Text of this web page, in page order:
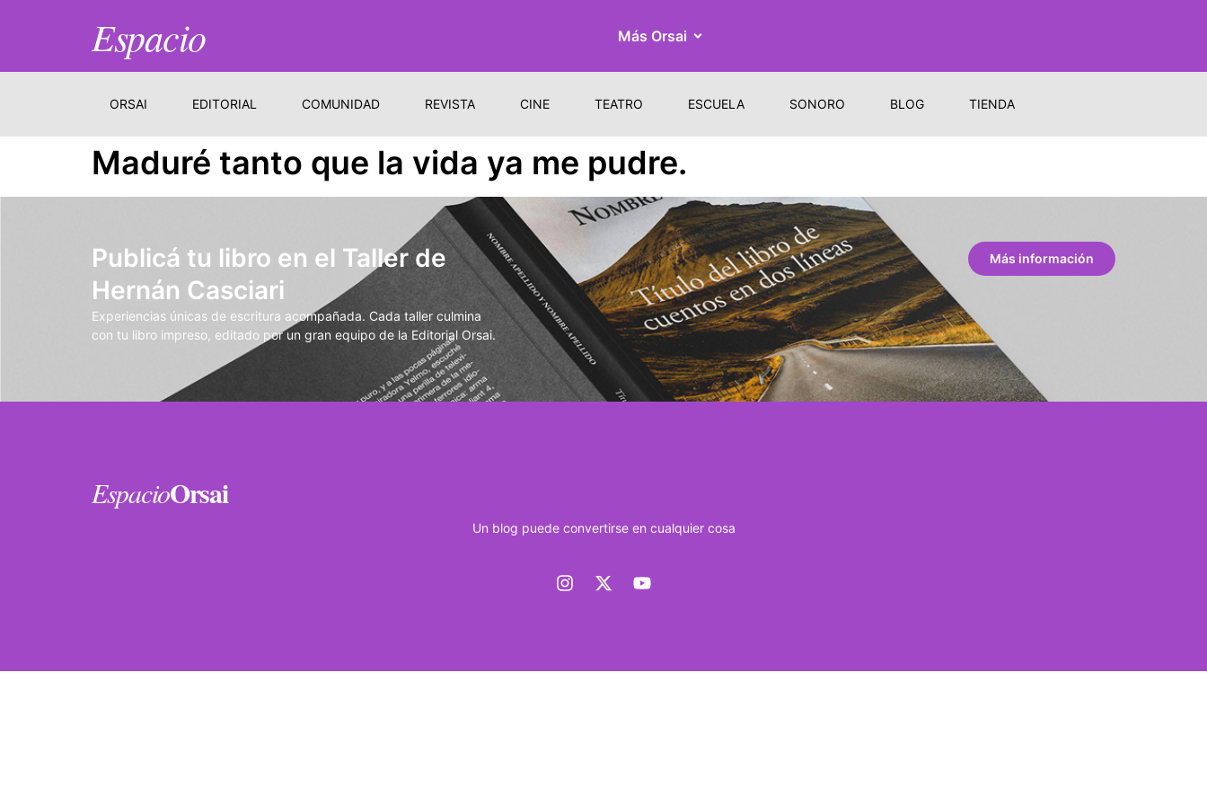
Espacio Más Orsai
ORSAI EDITORIAL COMUNIDAD REVISTA CINE TEATRO ESCUELA SONORO BLOG TIENDA
Maduré tanto que la vida ya me pudre.
Publicá tu libro en el Taller de
Hernán Casciari
Experiencias únicas de escritura acompañada. Cada taller culmina
con tu libro impreso, editado por un gran equipo de la Editorial Orsai.
Más información
EspacioOrsai
Un blog puede convertirse en cualquier cosa